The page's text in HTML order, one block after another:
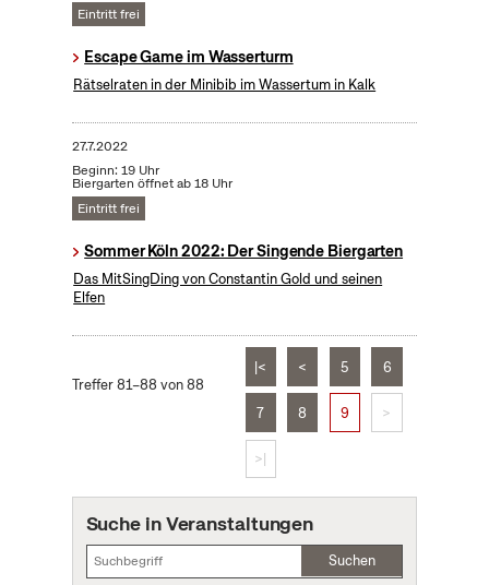
Eintritt frei
Escape Game im Wasserturm
Rätselraten in der Minibib im Wassertum in Kalk
27.7.2022
Beginn: 19 Uhr
Biergarten öffnet ab 18 Uhr
Eintritt frei
Sommer Köln 2022: Der Singende Biergarten
Das MitSingDing von Constantin Gold und seinen
Elfen
Treffer 81–88 von 88
|< < 5 6
7 8 9 >
>|
Suche in Veranstaltungen
Suchen